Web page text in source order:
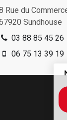
Rue du
Sundhouse
03 88 85 45 26
06 75 13 39 19